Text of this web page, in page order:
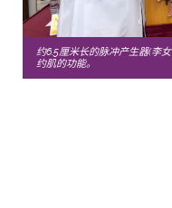
约6.5厘米长的脉冲产生器(李
约肌的功能。